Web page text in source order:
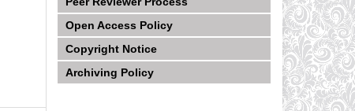
Open Access Policy
Copyright Notice
Archiving Policy